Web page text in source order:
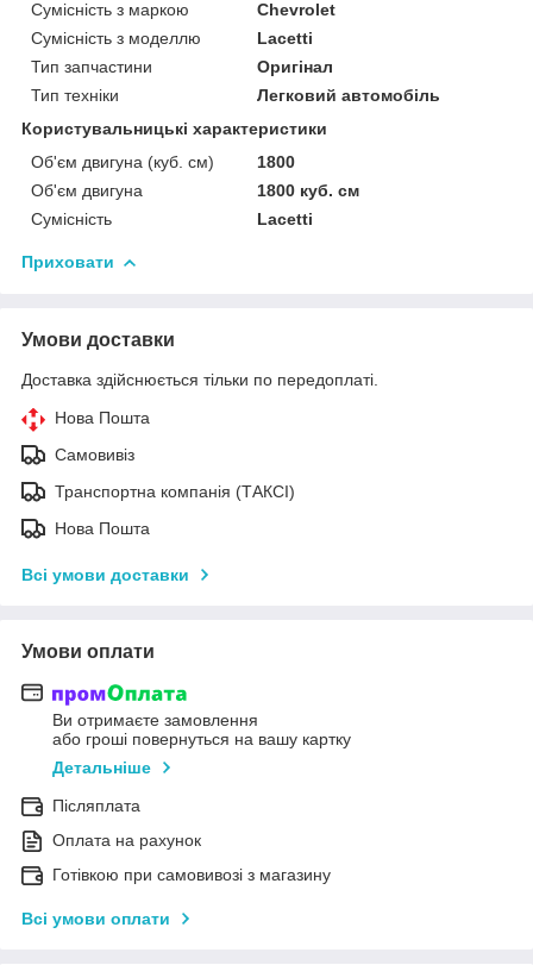
Сумісність з маркою
Chevrolet
Сумісність з моделлю
Lacetti
Тип запчастини
Оригінал
Тип техніки
Легковий автомобіль
Користувальницькі характеристики
Об'єм двигуна (куб. см)
1800
Об'єм двигуна
1800 куб. cм
Сумісність
Lacetti
Приховати
Умови доставки
Доставка здійснюється тільки по передоплаті.
Нова Пошта
Самовивіз
Транспортна компанія (ТАКСІ)
Нова Пошта
Всі умови доставки
Умови оплати
Ви отримаєте замовлення
або гроші повернуться на вашу картку
Детальніше
Післяплата
Оплата на рахунок
Готівкою при самовивозі з магазину
Всі умови оплати